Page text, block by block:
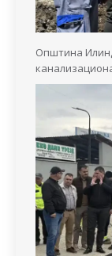
Општина